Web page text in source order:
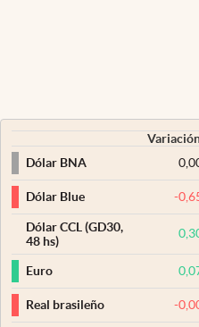
Dólar BNA
Dólar Blue -
Dólar CCL (GD30,
48 hs)
Euro
Real brasileño -